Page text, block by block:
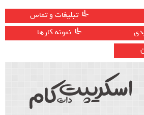
تبلیغات و تماس
نمونه کارها